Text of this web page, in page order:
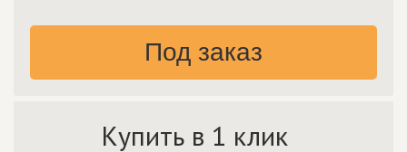
Под заказ
Купить в 1 клик